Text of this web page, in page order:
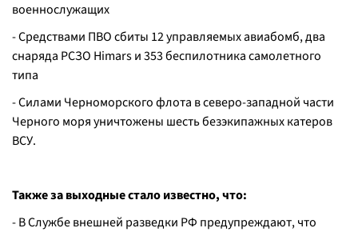
военнослужащих
- Средствами ПВО сбиты 12 управляемых авиабомб, два
снаряда РСЗО Himars и 353 беспилотника самолетного
типа
- Силами Черноморского флота в северо-западной части
Черного моря уничтожены шесть безэкипажных катеров
ВСУ.
Также за выходные стало известно, что:
- В Службе внешней разведки РФ предупреждают, что